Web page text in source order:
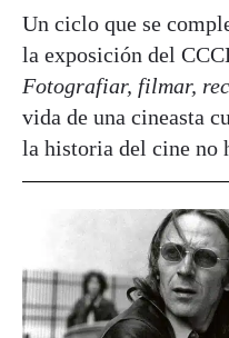
Un ciclo que se
la exposición del
Fotografiar, filmar,
vida de una cineasta
la historia del cine no